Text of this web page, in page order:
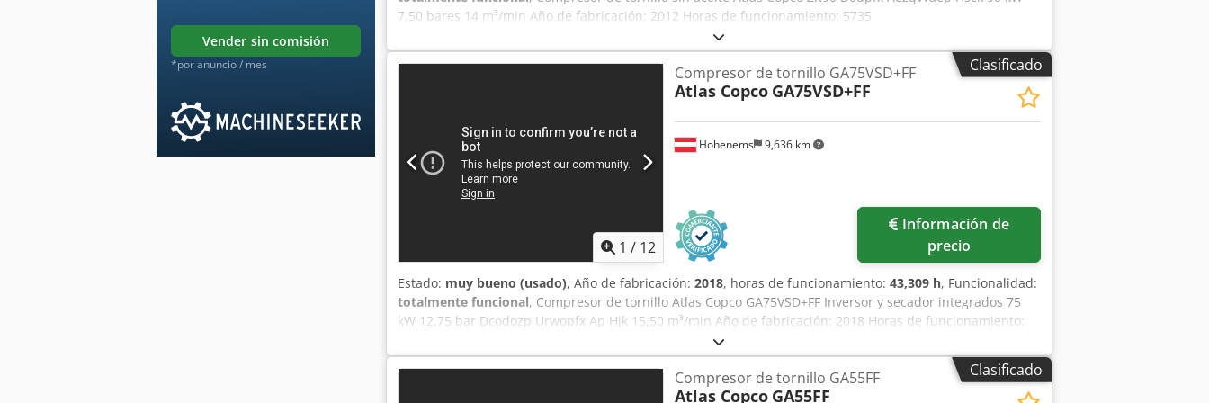
vender sin comisión
*por anuncio / mes
7,50 bares 14 m³/min Año de fabricación: 2012 Horas de funcionamiento: 5735
Clasificado
1 / 12
Hohenems 9,636 km
Compresor de tornillo GA75VSD+FF
Atlas Copco GA75VSD+FF
precio
Estado: muy bueno (usado), Año de fabricación: 2018, horas de funcionamiento: 43,309 h, Funcionalidad:
totalmente funcional, Compresor de tornillo Atlas Copco GA75VSD+FF Inversor y secador integrados 75
kW 12,75 bar Dcodozp Urwopfx Ap Hjk 15,50 m³/min Año de fabricación: 2018 Horas de funcionamiento:
Clasificado
Compresor de tornillo GA55FF
Atlas Copco GA55FF